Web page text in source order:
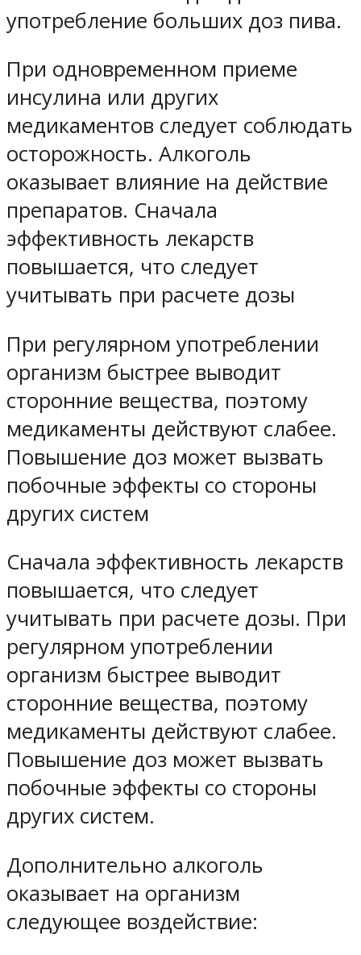
употребление больших доз пива.
При одновременном приеме
инсулина или других
медикаментов следует соблюдать
осторожность. Алкоголь
оказывает влияние на действие
препаратов. Сначала
эффективность лекарств
повышается, что следует
учитывать при расчете дозы
При регулярном употреблении
организм быстрее выводит
сторонние вещества, поэтому
медикаменты действуют слабее.
Повышение доз может вызвать
побочные эффекты со стороны
других систем
Сначала эффективность лекарств
повышается, что следует
учитывать при расчете дозы. При
регулярном употреблении
организм быстрее выводит
сторонние вещества, поэтому
медикаменты действуют слабее.
Повышение доз может вызвать
побочные эффекты со стороны
других систем.
Дополнительно алкоголь
оказывает на организм
следующее воздействие: